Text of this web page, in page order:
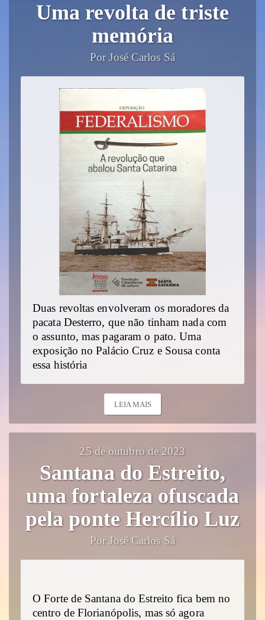
Uma revolta de triste
memória
Por José Carlos Sá
Duas revoltas envolveram os moradores da
pacata Desterro, que não tinham nada com
o assunto, mas pagaram o pato. Uma
exposição no Palácio Cruz e Sousa conta
essa história
LEIA MAIS
25 de outubro de 2023
Santana do Estreito,
uma fortaleza ofuscada
pela ponte Hercílio Luz
Por José Carlos Sá
O Forte de Santana do Estreito fica bem no
centro de Florianópolis, mas só agora